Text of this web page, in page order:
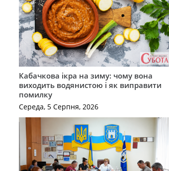
Кабачкова ікра на зиму: чому вона
виходить водянистою і як виправити
помилку
Середа, 5 Серпня, 2026